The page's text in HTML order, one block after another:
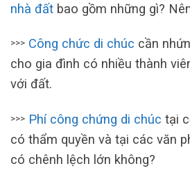
nhà đất bao gồm những gì?
>>> Công chức di chúc cần
cho gia đình có nhiều thành
với đất.
>>> Phí công chứng di chúc tại
có thẩm quyền và tại các văn
có chênh lệch lớn không?